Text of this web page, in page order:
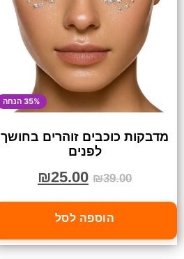
35% הנחה
מדבקות כוכבים זוהרים בחושך
לפנים
₪39.00
₪25.00
הוספה לסל